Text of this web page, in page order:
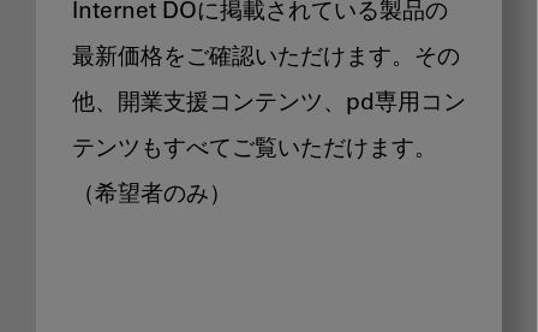
Internet DOに掲載されている製品の
最新価格をご確認いただけます。その
他、開業支援コンテンツ、pd専用コン
テンツもすべてご覧いただけます。
（希望者のみ）